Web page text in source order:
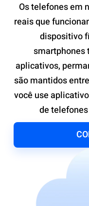
Os telefones em
reais que
dispositivo
smartphones
aplicativos,
são mantidos
você use
de